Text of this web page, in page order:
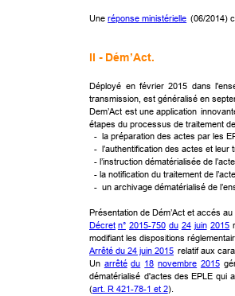
Une réponse ministérielle (06/2014)
II - Dém’Act.
Déployé en février 2015 dans
transmission, est généralisé en
Dem’Act est une application
étapes du processus de traitement
-  la préparation des actes par
-  l’authentification des actes et
- l’instruction dématérialisée de
- la notification du traitement de
-  un archivage dématérialisé de
Présentation de Dém’Act et accés au
Décret n° 2015-750 du 24 juin 2015
modifiant les dispositions
Arrêté du 24 juin 2015 relatif aux
Un arrêté du 18 novembre 2015
dématérialisé d'actes des EPLE qui a
(art. R 421-78-1 et 2).